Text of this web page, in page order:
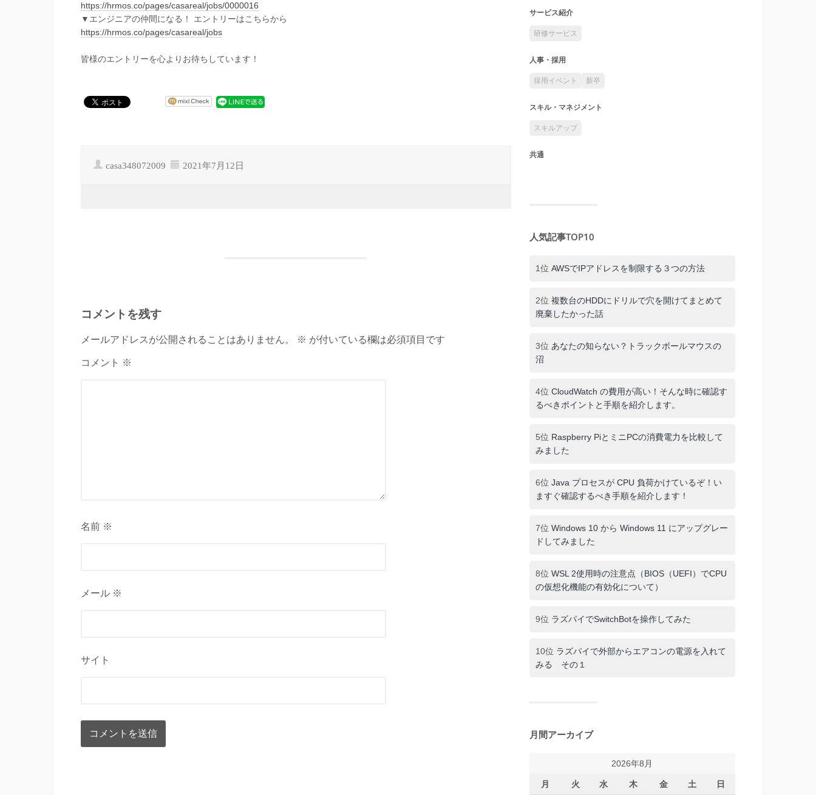
https://hrmos.co/pages/casareal/jobs/0000016
▼エンジニアの仲間になる！ エントリーはこちらから
https://hrmos.co/pages/casareal/jobs
皆様のエントリーを心よりお待ちしています！
casa348072009 2021年7月12日
コメントを残す
メールアドレスが公開されることはありません。 ※ が付いている欄は必須項目です
コメント ※
名前 ※
メール ※
サイト
サービス紹介
研修サービス
人事・採用
採用イベント 新卒
スキル・マネジメント
スキルアップ
共通
人気記事TOP10
1位 AWSでIPアドレスを制限する３つの方法
2位 複数台のHDDにドリルで穴を開けてまとめて
廃棄したかった話
3位 あなたの知らない？トラックボールマウスの
沼
4位 CloudWatch の費用が高い！そんな時に確認す
るべきポイントと手順を紹介します。
5位 Raspberry PiとミニPCの消費電力を比較して
みました
6位 Java プロセスが CPU 負荷かけているぞ！い
ますぐ確認するべき手順を紹介します！
7位 Windows 10 から Windows 11 にアップグレー
ドしてみました
8位 WSL 2使用時の注意点（BIOS（UEFI）でCPU
の仮想化機能の有効化について）
9位 ラズパイでSwitchBotを操作してみた
10位 ラズパイで外部からエアコンの電源を入れて
みる その１
月間アーカイブ
2026年8月
月 火 水 木 金 土 日